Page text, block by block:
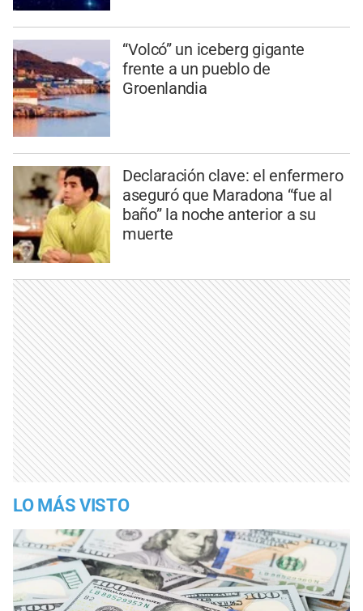
“Volcó” un iceberg gigante
frente a un pueblo de
Groenlandia
Declaración clave: el enfermero
aseguró que Maradona “fue al
baño” la noche anterior a su
muerte
LO MÁS VISTO